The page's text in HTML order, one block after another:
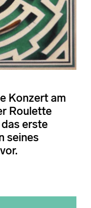
Konzert am
Roulette
erste
seines